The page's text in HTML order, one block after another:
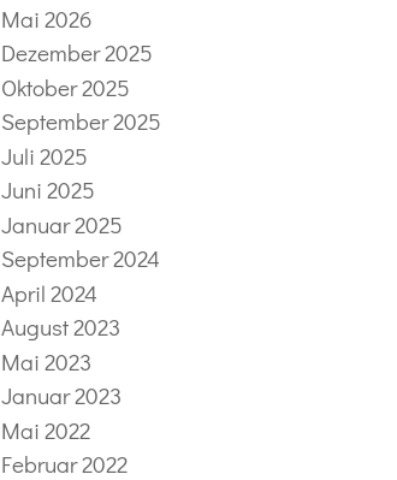
Mai 2026
Dezember 2025
Oktober 2025
September 2025
Juli 2025
Juni 2025
Januar 2025
September 2024
April 2024
August 2023
Mai 2023
Januar 2023
Mai 2022
Februar 2022